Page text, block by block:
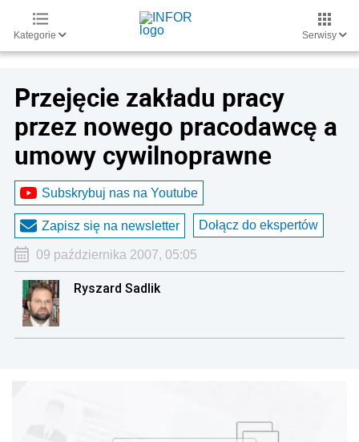
Kategorie Serwisy
Przejęcie zakładu pracy
przez nowego pracodawcę a
umowy cywilnoprawne
Subskrybuj nas na Youtube
Zapisz się na newsletter Dołącz do ekspertów
09 października 2007, 05:05
Ryszard Sadlik